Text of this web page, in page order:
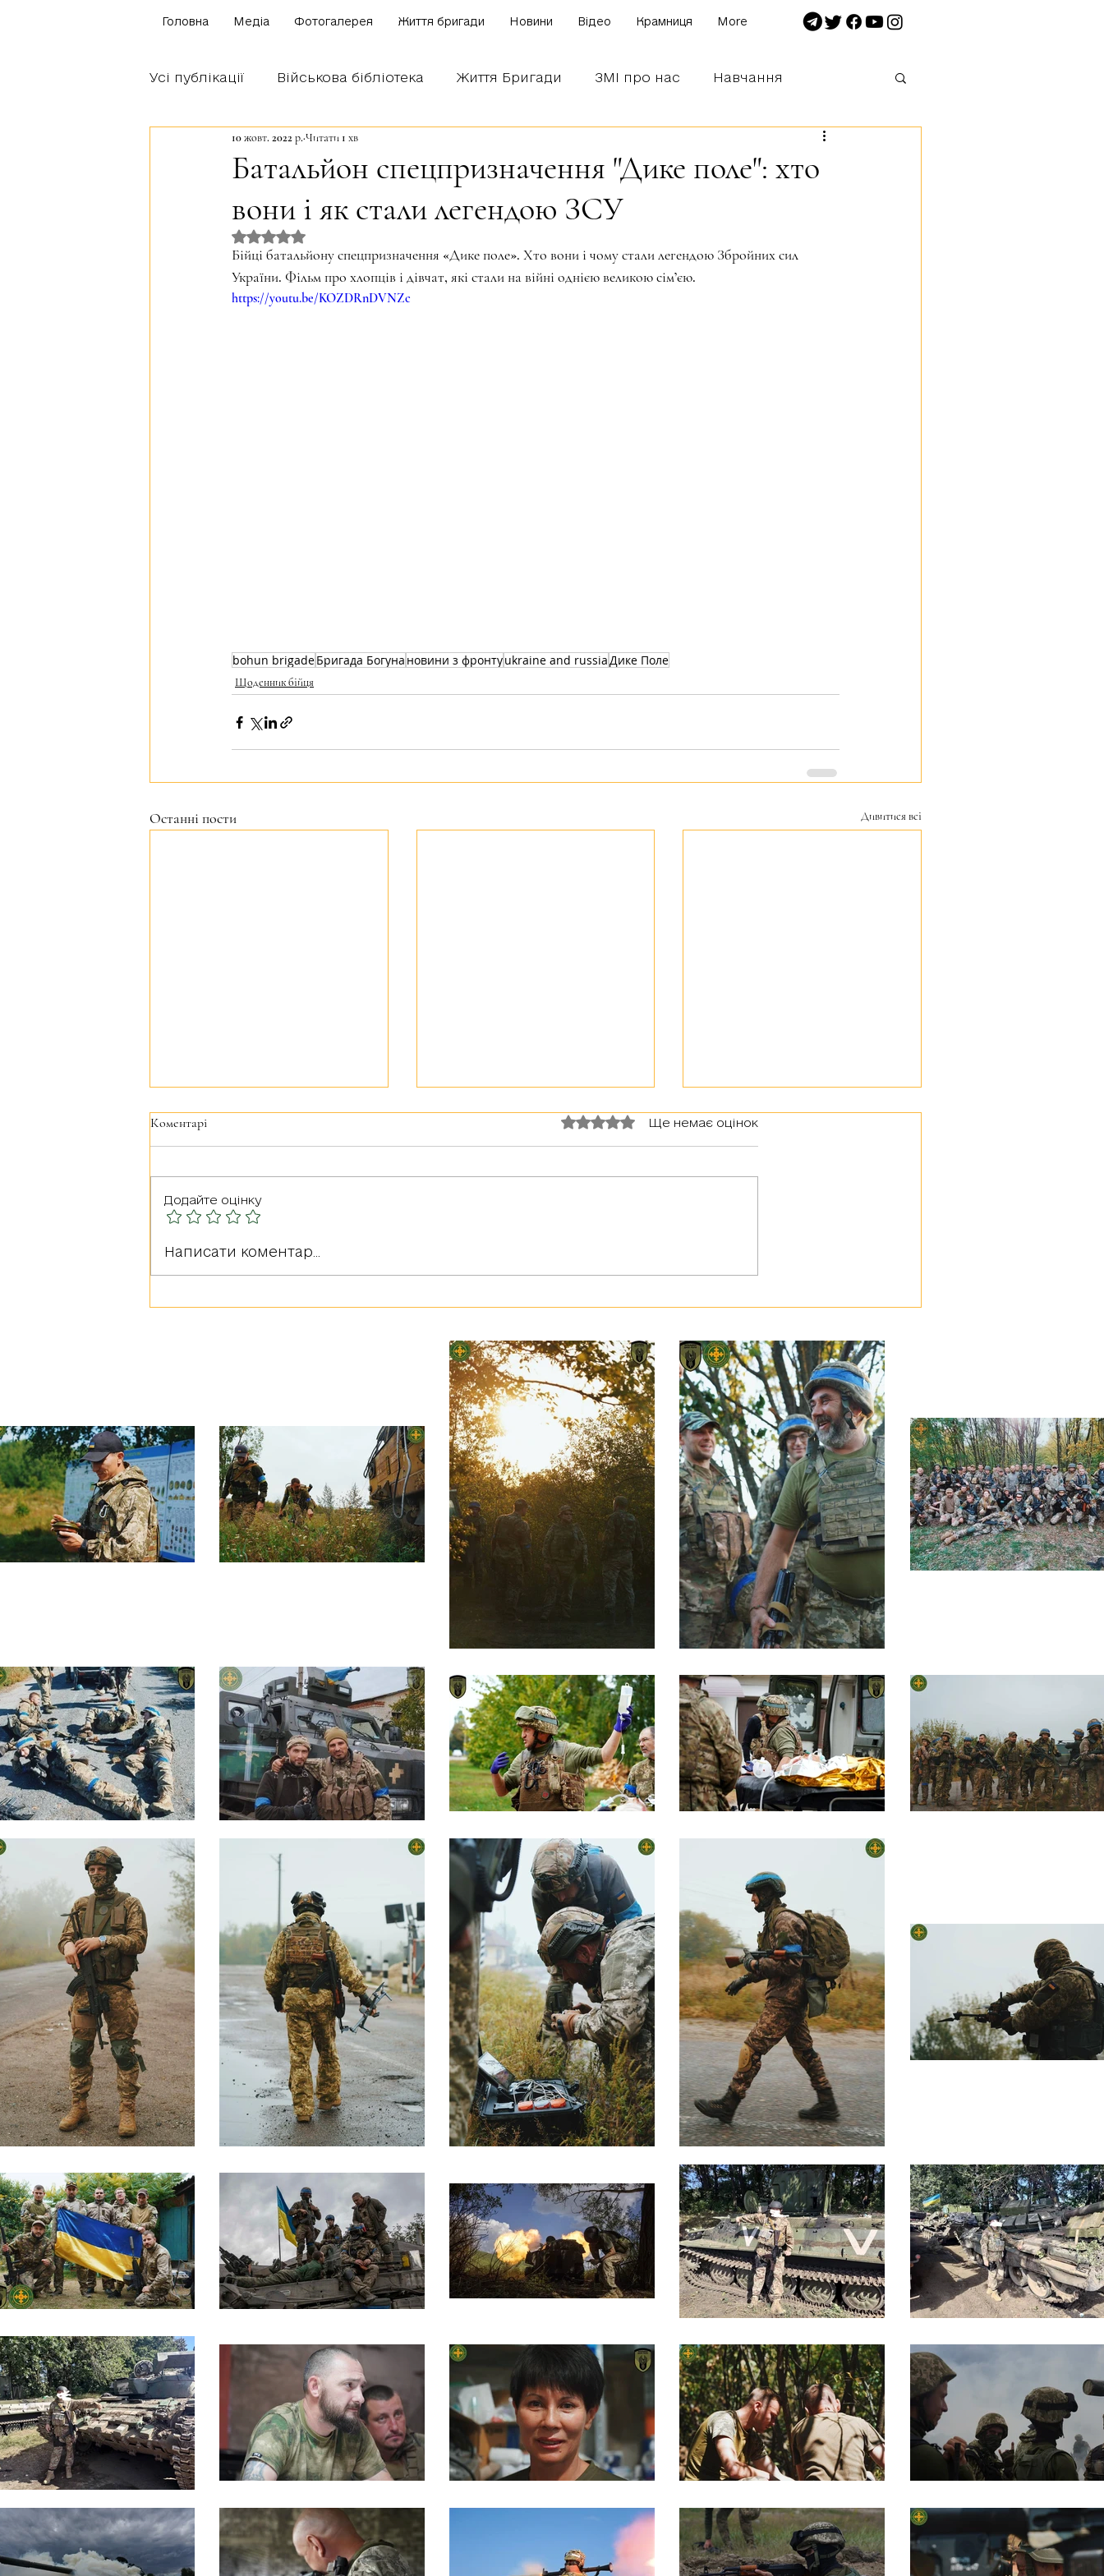
Головна Медіа Фотогалерея Життя бригади Новини Відео Крамниця More
Усі публікації Військова бібліотека Життя Бригади ЗМІ про нас Навчання
Щоденник бійця Блог наших бійців
Братство Богуна
Батальйон спецпризначення "Дике поле": хто
вони і як стали легендою ЗСУ
10 жовт. 2022 р. Читати 1 хв
Оцінка: NaN з 5 зірок.
Бійці батальйону спецпризначення «Дике поле». Хто вони і чому стали легендою Збройних сил
України. Фільм про хлопців і дівчат, які стали на війні однією великою сім’єю.
https://youtu.be/KOZDRnDVNZc
bohun brigadeБригада Богуна новини з фронтуukraine and russiaДике Поле
Щоденник бійця
Останні пости Дивитися всі
Щиро вітаємо усіх з Днем
Коментарі Оцінка: 0 з 5 зірок.Ще немає оцінок
Додайте оцінку
Написати коментар...